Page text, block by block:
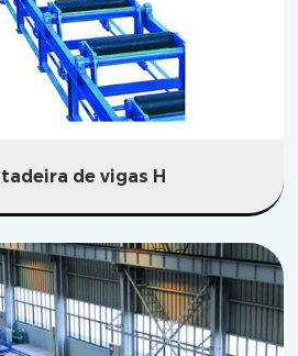
de vigas H